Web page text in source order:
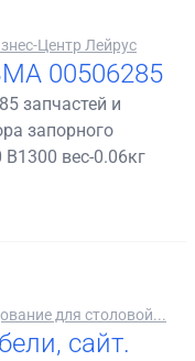
Центр Лейрус
00506285
запчастей и
запорного
вес-0.06кг
для столовой...
сайт.